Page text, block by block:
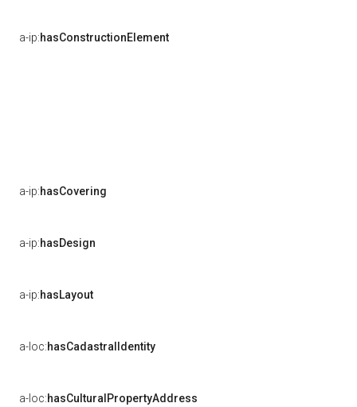
a-ip:hasConstructionElement
a-ip:hasCovering
a-ip:hasDesign
a-ip:hasLayout
a-loc:hasCadastralIdentity
a-loc:hasCulturalPropertyAddress